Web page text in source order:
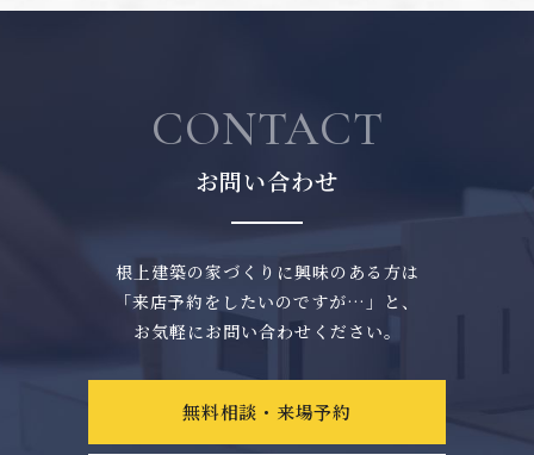
CONTACT
お問い合わせ
根上建築の家づくりに興味のある方は
「来店予約をしたいのですが…」と、
お気軽にお問い合わせください。
無料相談・来場予約